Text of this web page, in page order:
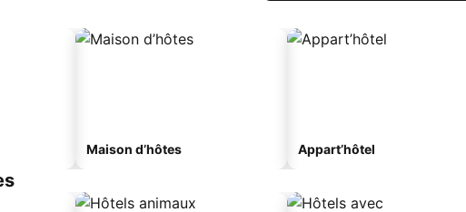
Maison d’hôtes Appart’hôtel